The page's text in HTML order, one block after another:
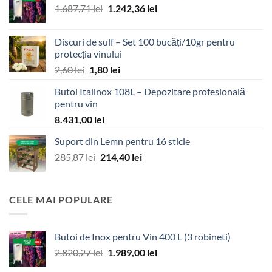
1.687,71lei Prețul
fost:
1.687,71 lei.
1.242,36 leiPrețul
1.242,36 lei.
Discuri de sulf – Set 100 bucăți/10gr pentru
protecția vinului
2,60lei Prețul
a
fost:
2,60 lei.
1,80 leiPrețul
este:
Butoi Italinox 108L – Depozitare profesională
pentru vin
8.431,00 lei
Suport din Lemn pentru 16 sticle
285,87lei Prețul
fost:
285,87 lei.
214,40 leiPrețul
CELE MAI POPULARE
Butoi de Inox pentru Vin 400 L (3 robineti)
2.820,27lei Prețul
1.989,00 leiPrețul